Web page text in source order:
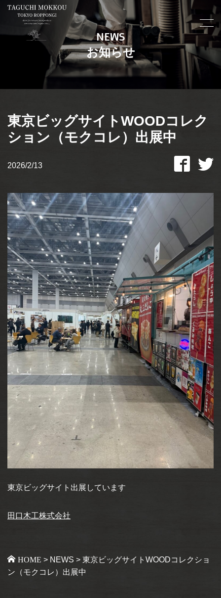
NEWS
お知らせ
東京ビッグサイトWOODコレク
ション（モクコレ）出展中
2026/2/13
東京ビッグサイト出展しています
田口木工株式会社
HOME > NEWS > 東京ビッグサイトWOODコレクショ
ン（モクコレ）出展中